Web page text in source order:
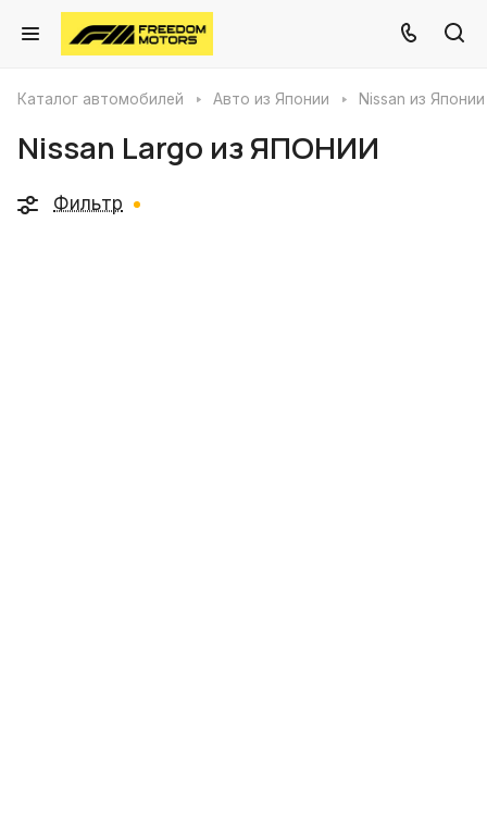
Каталог автомобилей Авто из Японии Nissan из Японии
Nissan Largo из ЯПОНИИ
Фильтр